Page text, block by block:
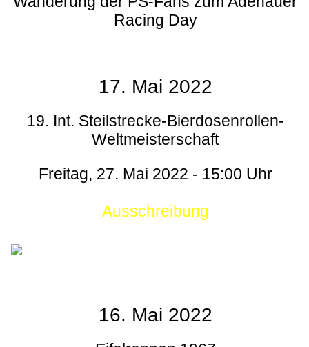
Racing Day
17. Mai 2022
19. Int. Steilstrecke-Bierdosenrollen-
Weltmeisterschaft
Freitag, 27. Mai 2022 - 15:00 Uhr
Ausschreibung
16. Mai 2022